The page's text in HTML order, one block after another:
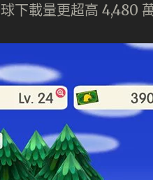
下載量更超高 4,480